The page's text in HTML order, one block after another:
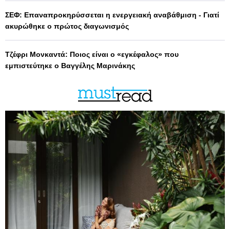
ΣΕΦ: Επαναπροκηρύσσεται η ενεργειακή αναβάθμιση - Γιατί
ακυρώθηκε ο πρώτος διαγωνισμός
Τζέφρι Μονκαντά: Ποιος είναι ο «εγκέφαλος» που
εμπιστεύτηκε ο Βαγγέλης Μαρινάκης